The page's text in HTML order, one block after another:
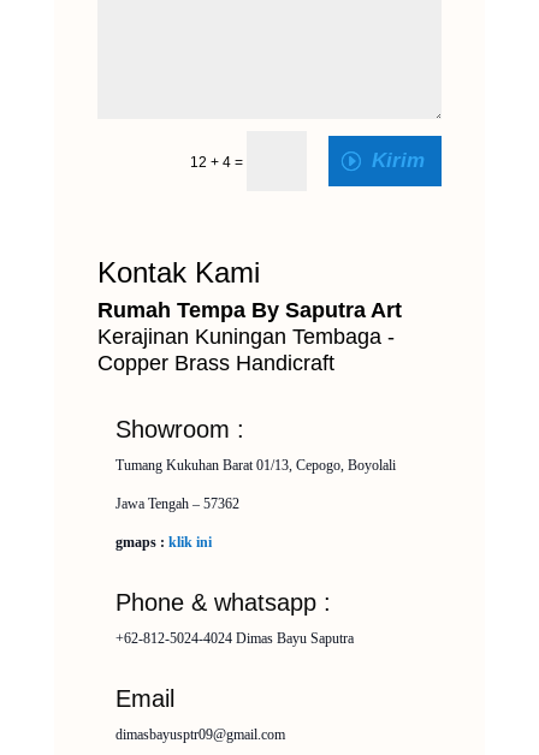
12 + 4 = Kirim
Kontak Kami
Rumah Tempa By Saputra Art
Kerajinan Kuningan Tembaga -
Copper Brass Handicraft
Showroom :
Tumang Kukuhan Barat 01/13, Cepogo, Boyolali
Jawa Tengah – 57362
gmaps : klik ini
Phone & whatsapp :
+62-812-5024-4024 Dimas Bayu Saputra
Email
dimasbayusptr09@gmail.com